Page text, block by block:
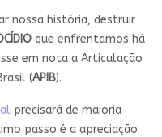
nossa história, destruir
que enfrentamos há
em nota a Articulação
(APIB).
precisará de maioria
passo é a apreciação